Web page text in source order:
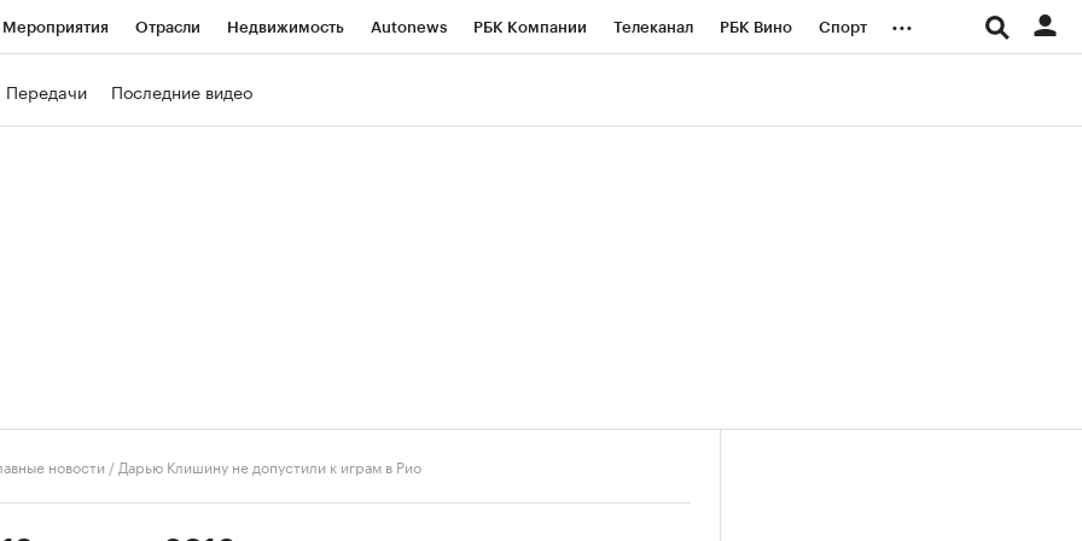
Мероприятия Отрасли Недвижимость Autonews РБК Компании Телеканал РБК Вино Спорт ...
Передачи Последние видео
новости / Дарью Клишину не допустили к играм в Рио